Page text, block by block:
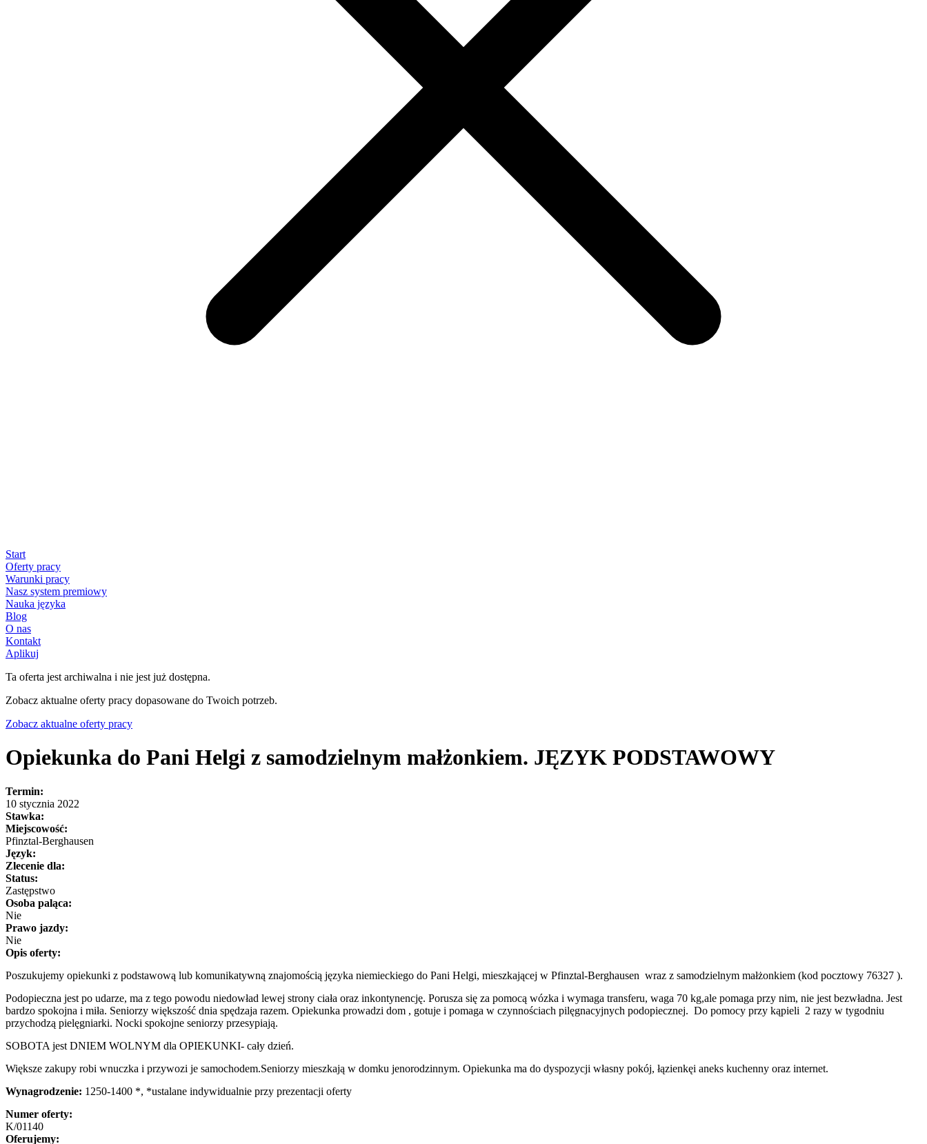
Start
Oferty pracy
Warunki pracy
Nasz system premiowy
Nauka języka
Blog
O nas
Kontakt
Aplikuj
Ta oferta jest archiwalna i nie jest już dostępna.
Zobacz aktualne oferty pracy dopasowane do Twoich potrzeb.
Zobacz aktualne oferty pracy
Opiekunka do Pani Helgi z samodzielnym małżonkiem. JĘZYK PODSTAWOWY
Termin:
10 stycznia 2022
Stawka:
Miejscowość:
Pfinztal-Berghausen
Język:
Zlecenie dla:
Status:
Zastępstwo
Osoba paląca:
Nie
Prawo jazdy:
Nie
Opis oferty:
Poszukujemy opiekunki z podstawową lub komunikatywną znajomością języka niemieckiego do Pani Helgi, mieszkającej w Pfinztal-Berghausen wraz z samodzielnym małżonkiem (kod pocztowy 76327 ).
Podopieczna jest po udarze, ma z tego powodu niedowład lewej strony ciała oraz inkontynencję. Porusza się za pomocą wózka i wymaga transferu, waga 70 kg,ale pomaga przy nim, nie jest bezwładna. Jest
bardzo spokojna i miła. Seniorzy większość dnia spędzaja razem. Opiekunka prowadzi dom , gotuje i pomaga w czynnościach pilęgnacyjnych podopiecznej. Do pomocy przy kąpieli 2 razy w tygodniu
przychodzą pielęgniarki. Nocki spokojne seniorzy przesypiają.
SOBOTA jest DNIEM WOLNYM dla OPIEKUNKI- cały dzień.
Większe zakupy robi wnuczka i przywozi je samochodem.Seniorzy mieszkają w domku jenorodzinnym. Opiekunka ma do dyspozycji własny pokój, łązienkęi aneks kuchenny oraz internet.
Wynagrodzenie: 1250-1400 *, *ustalane indywidualnie przy prezentacji oferty
Numer oferty:
K/01140
Oferujemy: